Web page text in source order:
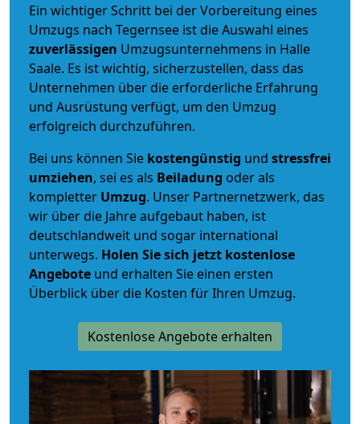
Ein wichtiger Schritt bei der Vorbereitung eines
Umzugs nach Tegernsee ist die Auswahl eines
zuverlässigen Umzugsunternehmens in Halle
Saale. Es ist wichtig, sicherzustellen, dass das
Unternehmen über die erforderliche Erfahrung
und Ausrüstung verfügt, um den Umzug
erfolgreich durchzuführen.
Bei uns können Sie kostengünstig und stressfrei
umziehen, sei es als Beiladung oder als
kompletter Umzug. Unser Partnernetzwerk, das
wir über die Jahre aufgebaut haben, ist
deutschlandweit und sogar international
unterwegs. Holen Sie sich jetzt kostenlose
Angebote und erhalten Sie einen ersten
Überblick über die Kosten für Ihren Umzug.
Kostenlose Angebote erhalten